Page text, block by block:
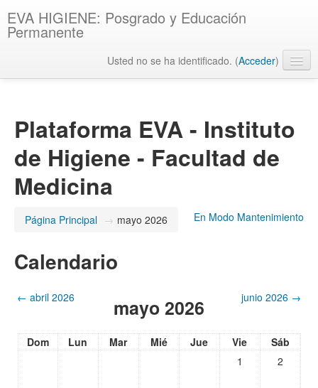
EVA HIGIENE: Posgrado y Educación
Permanente
Usted no se ha identificado. (Acceder)
Plataforma EVA - Instituto
de Higiene - Facultad de
Medicina
Página Principal → mayo 2026 En Modo Mantenimiento
Calendario
← abril 2026 mayo 2026 junio 2026 →
Dom Lun Mar Mié Jue Vie
Sáb
1
2